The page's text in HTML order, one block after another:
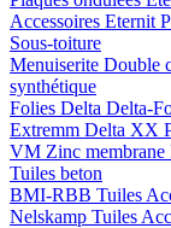
Accessoires Eternit
Sous-toiture
Menuiserite Double
synthétique
Folies Delta Delta-
Extremm Delta XX
VM Zinc membrane
Tuiles beton
BMI-RBB Tuiles
Nelskamp Tuiles